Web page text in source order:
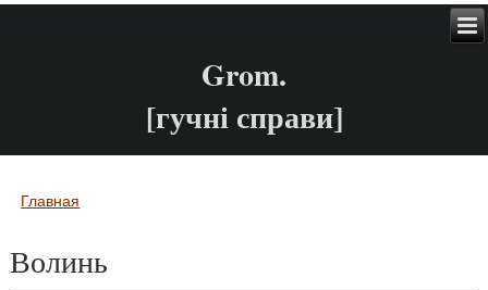
Grom.
[гучні справи]
Вы здесь
Главная
Волинь